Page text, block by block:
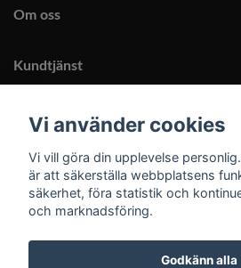
Om oss
Kundtjänst
Läs mer
Sociala medier
Vi använder cookies
Vi vill göra din upplevelse
är att säkerställa webbplatsens
säkerhet, föra statistik och
och marknadsföring.
Godkänn alla